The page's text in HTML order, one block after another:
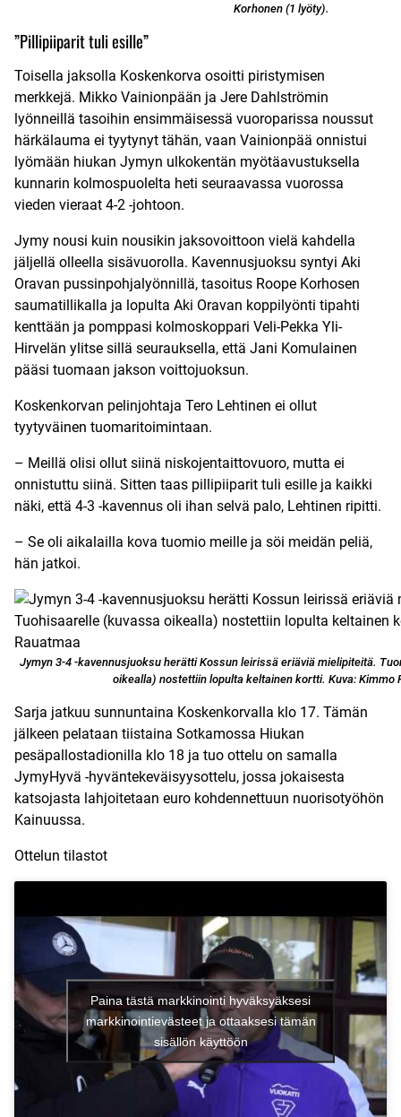
Korhonen (1 lyöty).
”Pillipiiparit tuli esille”
Toisella jaksolla Koskenkorva osoitti piristymisen
merkkejä. Mikko Vainionpään ja Jere Dahlströmin
lyönneillä tasoihin ensimmäisessä vuoroparissa noussut
härkälauma ei tyytynyt tähän, vaan Vainionpää onnistui
lyömään hiukan Jymyn ulkokentän myötäavustuksella
kunnarin kolmospuolelta heti seuraavassa vuorossa
vieden vieraat 4-2 -johtoon.
Jymy nousi kuin nousikin jaksovoittoon vielä kahdella
jäljellä olleella sisävuorolla. Kavennusjuoksu syntyi Aki
Oravan pussinpohjalyönnillä, tasoitus Roope Korhosen
saumatillikalla ja lopulta Aki Oravan koppilyönti tipahti
kenttään ja pomppasi kolmoskoppari Veli-Pekka Yli-
Hirvelän ylitse sillä seurauksella, että Jani Komulainen
pääsi tuomaan jakson voittojuoksun.
Koskenkorvan pelinjohtaja Tero Lehtinen ei ollut
tyytyväinen tuomaritoimintaan.
– Meillä olisi ollut siinä niskojentaittovuoro, mutta ei
onnistuttu siinä. Sitten taas pillipiiparit tuli esille ja kaikki
näki, että 4-3 -kavennus oli ihan selvä palo, Lehtinen ripitti.
– Se oli aikalailla kova tuomio meille ja söi meidän peliä,
hän jatkoi.
Jymyn 3-4 -kavennusjuoksu herätti Kossun leirissä eriäviä mielipiteitä.
oikealla) nostettiin lopulta keltainen kortti. Kuva: Kimmo
Sarja jatkuu sunnuntaina Koskenkorvalla klo 17. Tämän
jälkeen pelataan tiistaina Sotkamossa Hiukan
pesäpallostadionilla klo 18 ja tuo ottelu on samalla
JymyHyvä -hyväntekeväisyysottelu, jossa jokaisesta
katsojasta lahjoitetaan euro kohdennettuun nuorisotyöhön
Kainuussa.
Ottelun tilastot
Paina tästä markkinointi hyväksyäksesi
markkinointievästeet ja ottaaksesi tämän
sisällön käyttöön